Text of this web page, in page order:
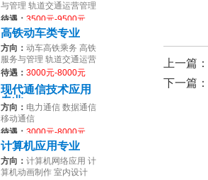
与管理 轨道交通运营管理
待遇： 3500元-9500元
高铁动车类专业
方向： 动车高铁乘务 高铁
服务与管理 轨道交通运营
管理
待遇： 3000元-8000元
现代通信技术应用
专业
方向： 电力通信 数据通信
移动通信
待遇： 3000元-8000元
计算机应用专业
方向： 计算机网络应用 计
算机动画制作 室内设计
上一篇：
下一篇：